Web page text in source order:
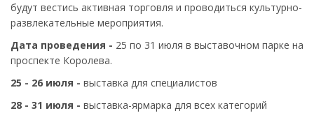
будут вестись активная торговля и проводиться культурно-
развлекательные мероприятия.
Дата проведения - 25 по 31 июля в выставочном парке на
проспекте Королева.
25 - 26 июля - выставка для специалистов
28 - 31 июля - выставка-ярмарка для всех категорий